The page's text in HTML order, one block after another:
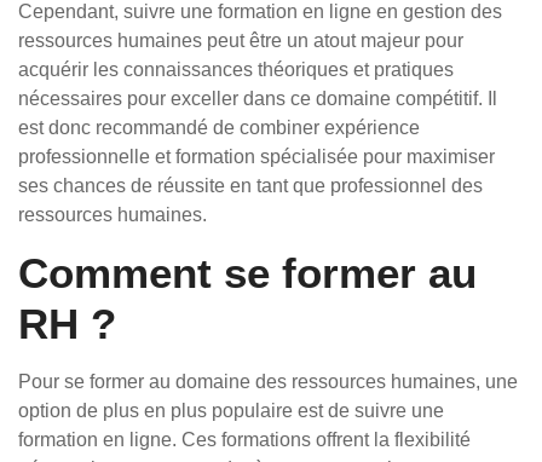
Cependant, suivre une formation en ligne en gestion des
ressources humaines peut être un atout majeur pour
acquérir les connaissances théoriques et pratiques
nécessaires pour exceller dans ce domaine compétitif. Il
est donc recommandé de combiner expérience
professionnelle et formation spécialisée pour maximiser
ses chances de réussite en tant que professionnel des
ressources humaines.
Comment se former au
RH ?
Pour se former au domaine des ressources humaines, une
option de plus en plus populaire est de suivre une
formation en ligne. Ces formations offrent la flexibilité